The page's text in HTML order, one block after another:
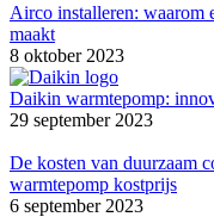
Airco installeren: waarom
maakt
8 oktober 2023
Daikin warmtepomp:
29 september 2023
De kosten van duurzaam
warmtepomp kostprijs
6 september 2023